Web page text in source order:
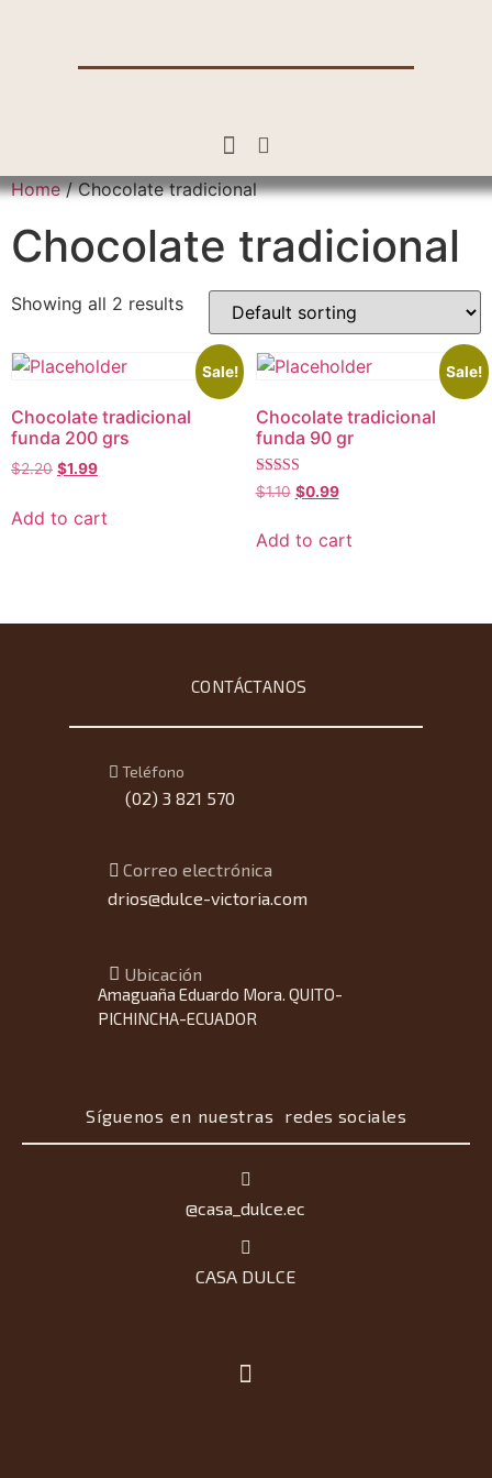
Home/ Chocolate tradicional
Chocolate tradicional
Showing all 2 results
Sale!
Chocolate tradicional
funda 200 grs
$2.20 $1.99
Add to cart
Sale!
Chocolate tradicional
funda 90 gr
Rated
5.00
$1.10 $0.99
Add to cart
CONTÁCTANOS
Teléfono
(02) 3 821 570
Correo electrónica
drios@dulce-victoria.com
Ubicación
Amaguaña Eduardo Mora. QUITO-
PICHINCHA-ECUADOR
Síguenos en nuestras redes sociales
@casa_dulce.ec
CASA DULCE